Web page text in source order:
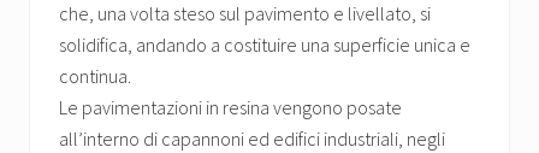
che, una volta steso sul pavimento e livellato, si
solidifica, andando a costituire una superficie unica e
continua.
Le pavimentazioni in resina vengono posate
all’interno di capannoni ed edifici industriali, negli